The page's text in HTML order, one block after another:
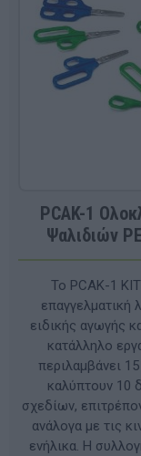
PCAK-1
Ψαλιδιών
Το PCAK-1
επαγγελματική
ειδικής αγωγής
κατάλληλο
περιλαμβάνει
καλύπτουν 10
σχεδίων,
ανάλογα με τις
ενήλικα. Η